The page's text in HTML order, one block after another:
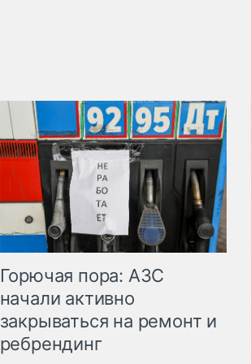
Горючая пора: АЗС
начали активно
закрываться на ремонт и
ребрендинг